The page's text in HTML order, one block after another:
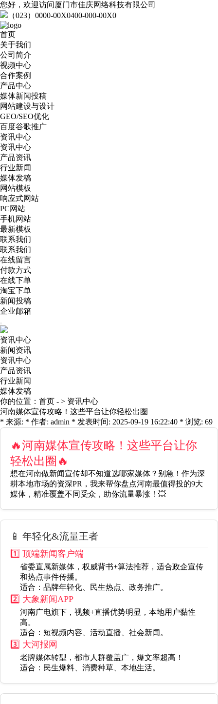
您好，欢迎访问厦门市佳庆网络科技有限公司
（023）0000-00X0400-000-00X0
首页
关于我们
公司简介
视频中心
合作案例
产品中心
媒体新闻投稿
网站建设与设计
GEO/SEO优化
百度谷歌推广
资讯中心
资讯中心
产品资讯
行业新闻
媒体发稿
网站模板
响应式网站
PC网站
手机网站
最新模板
联系我们
联系我们
在线留言
付款方式
在线下单
淘宝下单
新闻投稿
企业邮箱
资讯中心
新闻资讯
资讯中心
产品资讯
行业新闻
媒体发稿
你的位置： 首页 - > 资讯中心
河南媒体宣传攻略！这些平台让你轻松出圈
* 来源: * 作者: admin * 发表时间: 2025-09-19 16:22:40 * 浏览: 69
🔥河南媒体宣传攻略！这些平台让你
轻松出圈🔥
想在河南做新闻宣传却不知道选哪家媒体？别急！作为深
耕本地市场的资深PR，我来帮你盘点河南最值得投的9大
媒体 ，精准覆盖不同受众，助你流量暴涨！💥
📱 年轻化&流量王者
1️⃣ 顶端新闻客户端
省委直属新媒体，权威背书+算法推荐，适合政企宣传
和热点事件传播。
适合 ：品牌年轻化、民生热点、政务推广。
2️⃣ 大象新闻APP
河南广电旗下，视频+直播优势明显，本地用户黏性
高。
适合 ：短视频内容、活动直播、社会新闻。
3️⃣ 大河报网
老牌媒体转型，都市人群覆盖广，爆文率超高！
适合 ：民生爆料、消费种草、本地生活。